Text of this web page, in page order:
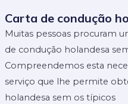
Carta de condução
Muitas pessoas procuram
de condução holandesa
Compreendemos esta
serviço que lhe permite
holandesa sem os típicos